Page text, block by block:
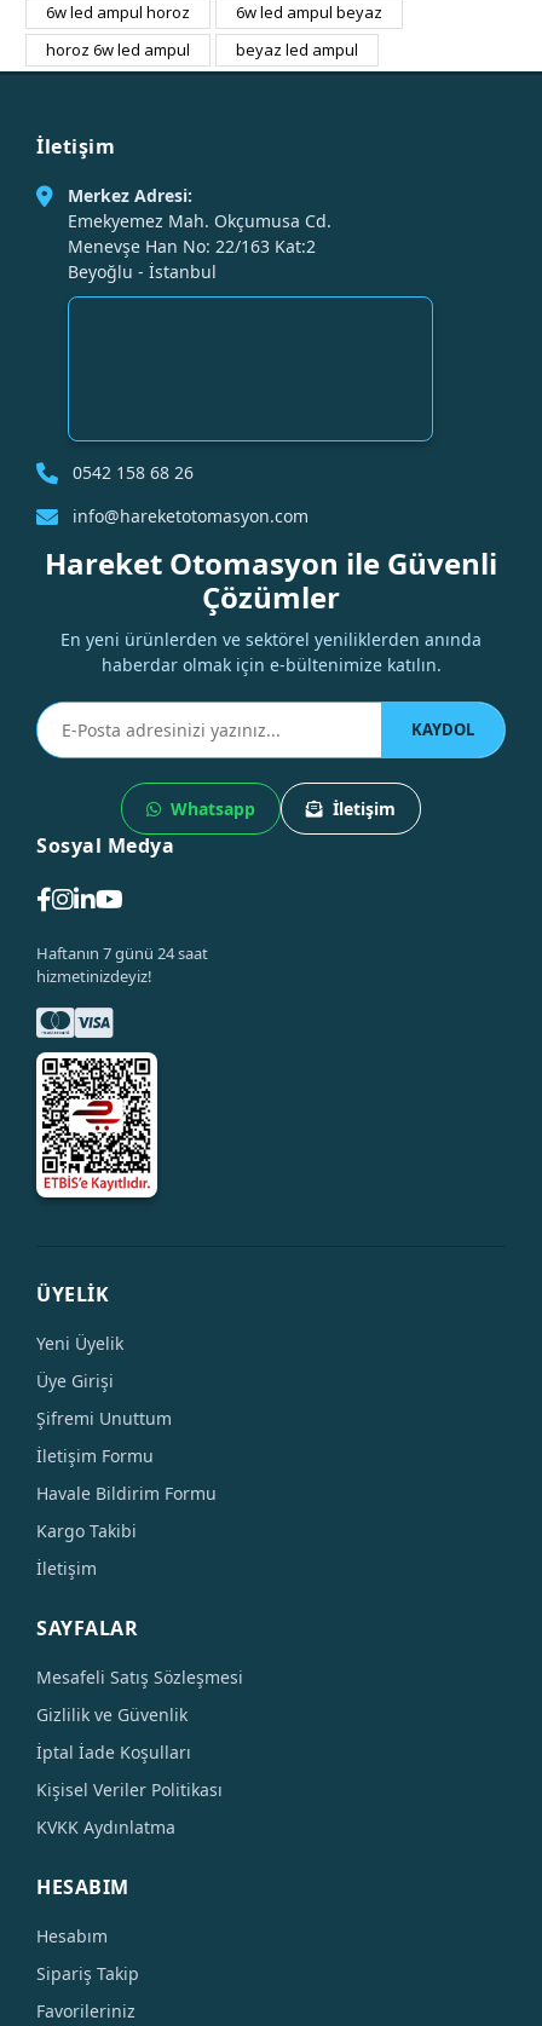
6w led ampul horoz
6w led ampul beyaz
horoz 6w led ampul
beyaz led ampul
İletişim
Merkez Adresi:
Emekyemez Mah. Okçumusa Cd.
Menevşe Han No: 22/163 Kat:2
Beyoğlu - İstanbul
0542 158 68 26
info@hareketotomasyon.com
Hareket Otomasyon ile Güvenli
Çözümler
En yeni ürünlerden ve sektörel yeniliklerden anında
haberdar olmak için e-bültenimize katılın.
KAYDOL
Whatsapp İletişim
Sosyal Medya
Haftanın 7 günü 24 saat
hizmetinizdeyiz!
ÜYELİK
Yeni Üyelik
Üye Girişi
Şifremi Unuttum
İletişim Formu
Havale Bildirim Formu
Kargo Takibi
İletişim
SAYFALAR
Mesafeli Satış Sözleşmesi
Gizlilik ve Güvenlik
İptal İade Koşulları
Kişisel Veriler Politikası
KVKK Aydınlatma
HESABIM
Hesabım
Sipariş Takip
Favorileriniz